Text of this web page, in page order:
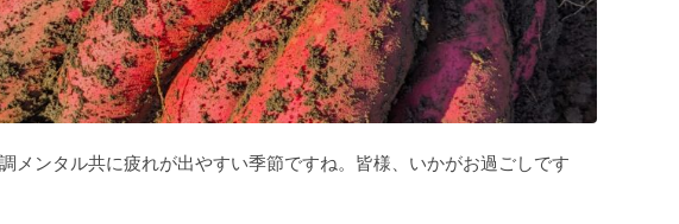
メンタル共に疲れが出やすい季節ですね。皆様、いかがお過ごしです